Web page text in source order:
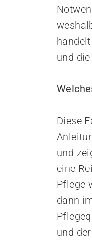
und
Diese
und
eine
Pflege
dann
und